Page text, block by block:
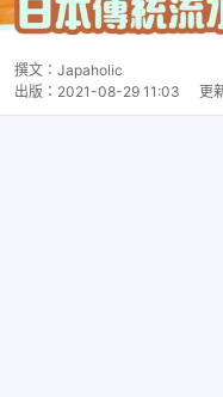
撰文： Japaholic
出版： 2021-08-29 11:03 更